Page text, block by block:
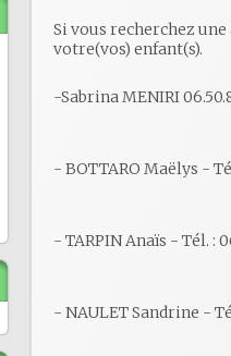
Si vous recherchez
votre(vos) enfant(s).
-Sabrina MENIRI
- BOTTARO Maëlys -
- TARPIN Anaïs - Tél. :
- NAULET Sandrine -